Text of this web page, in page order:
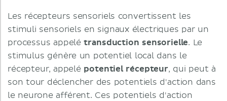
Les récepteurs sensoriels convertissent les
stimuli sensoriels en signaux électriques par un
processus appelétransduction sensorielle. Le
stimulus génère un potentiel local dans le
récepteur, appelé potentiel récepteur, qui peut à
son tour déclencher des potentiels d'action dans
le neurone afférent. Ces potentiels d'action